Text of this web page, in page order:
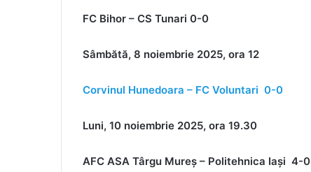
FC Bihor – CS Tunari 0-0
Sâmbătă, 8 noiembrie 2025, ora 12
Corvinul Hunedoara – FC Voluntari 0-0
Luni, 10 noiembrie 2025, ora 19.30
AFC ASA Târgu Mureş – Politehnica Iaşi 4-0